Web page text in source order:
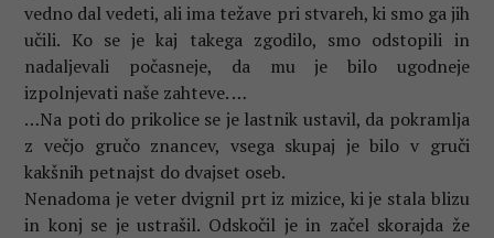
vedno dal vedeti, ali ima težave pri stvareh, ki smo ga jih
učili. Ko se je kaj takega zgodilo, smo odstopili in
nadaljevali počasneje, da mu je bilo ugodneje
izpolnjevati naše zahteve. …
…Na poti do prikolice se je lastnik ustavil, da pokramlja
z večjo gručo znancev, vsega skupaj je bilo v gruči
kakšnih petnajst do dvajset oseb.
Nenadoma je veter dvignil prt iz mizice, ki je stala blizu
in konj se je ustrašil. Odskočil je in začel skorajda že